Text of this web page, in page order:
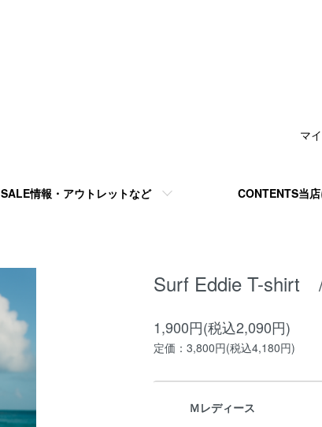
SALE情報・アウトレットなど CONTENTS当
マ
Surf Eddie T-
1,900円(税込2,090円)
定価：3,800円(税込4,180円)
Ｍレディース